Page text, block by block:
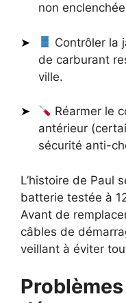
non
Contrôler la
de carburant
ville.
Réarmer le
antérieur
sécurité anti-
L’histoire de Paul
batterie testée à
Avant de
câbles de
veillant à éviter